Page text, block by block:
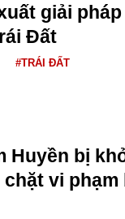
giải
Đất
#TRÁI ĐẤT
Huyền bị
vi phạm